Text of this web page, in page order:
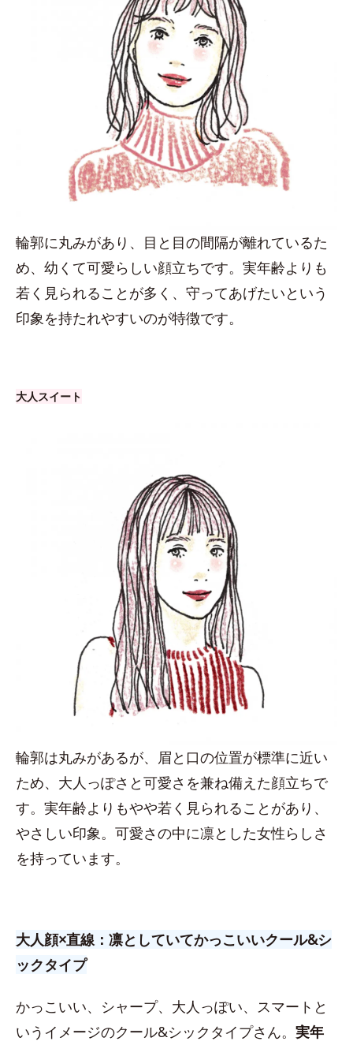
輪郭に丸みがあり、目と目の間隔が離れているた
め、幼くて可愛らしい顔立ちです。実年齢よりも
若く見られることが多く、守ってあげたいという
印象を持たれやすいのが特徴です。
大人スイート
輪郭は丸みがあるが、眉と口の位置が標準に近い
ため、大人っぽさと可愛さを兼ね備えた顔立ちで
す。実年齢よりもやや若く見られることがあり、
やさしい印象。可愛さの中に凛とした女性らしさ
を持っています。
大人顔×直線：凛としていてかっこいいクール&シ
ックタイプ
かっこいい、シャープ、大人っぽい、スマートと
いうイメージのクール&シックタイプさん。 実年